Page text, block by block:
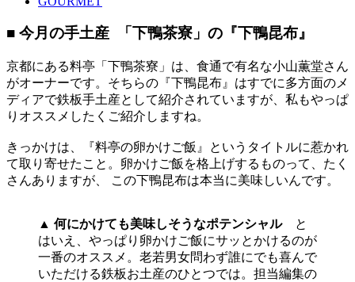
■ 今月の手土産 「下鴨茶寮」の『下鴨昆布』
京都にある料亭「下鴨茶寮」は、食通で有名な小山薫堂さん
がオーナーです。そちらの『下鴨昆布』はすでに多方面のメ
ディアで鉄板手土産として紹介されていますが、私もやっぱ
りオススメしたくご紹介しますね。
きっかけは、『料亭の卵かけご飯』というタイトルに惹かれ
て取り寄せたこと。卵かけご飯を格上げするものって、たく
さんありますが、 この下鴨昆布は本当に美味しいんです。
▲ 何にかけても美味しそうなポテンシャルと
はいえ、やっぱり卵かけご飯にサッとかけるのが
一番のオススメ。老若男女問わず誰にでも喜んで
いただける鉄板お土産のひとつでは。担当編集の